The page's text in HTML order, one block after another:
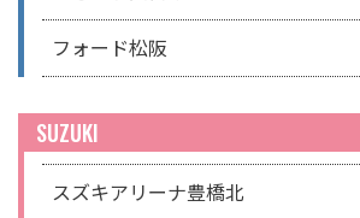
フォード松阪
SUZUKI
スズキアリーナ豊橋北